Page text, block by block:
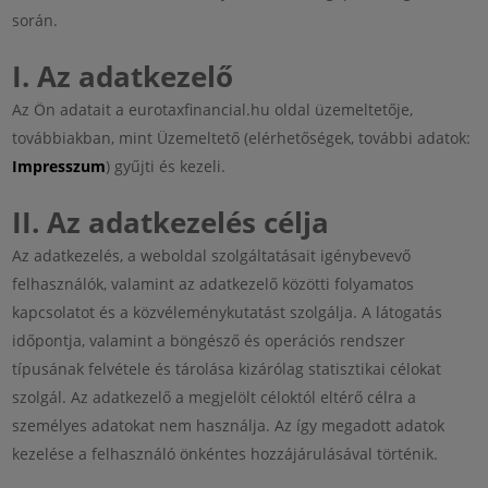
során.
I. Az adatkezelő
Az Ön adatait a eurotaxfinancial.hu oldal üzemeltetője,
továbbiakban, mint Üzemeltető (elérhetőségek, további adatok:
Impresszum) gyűjti és kezeli.
II. Az adatkezelés célja
Az adatkezelés, a weboldal szolgáltatásait igénybevevő
felhasználók, valamint az adatkezelő közötti folyamatos
kapcsolatot és a közvéleménykutatást szolgálja. A látogatás
időpontja, valamint a böngésző és operációs rendszer
típusának felvétele és tárolása kizárólag statisztikai célokat
szolgál. Az adatkezelő a megjelölt céloktól eltérő célra a
személyes adatokat nem használja. Az így megadott adatok
kezelése a felhasználó önkéntes hozzájárulásával történik.